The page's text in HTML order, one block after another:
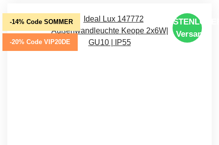
-14% Code SOMMER
-20% Code VIP20DE
Versand